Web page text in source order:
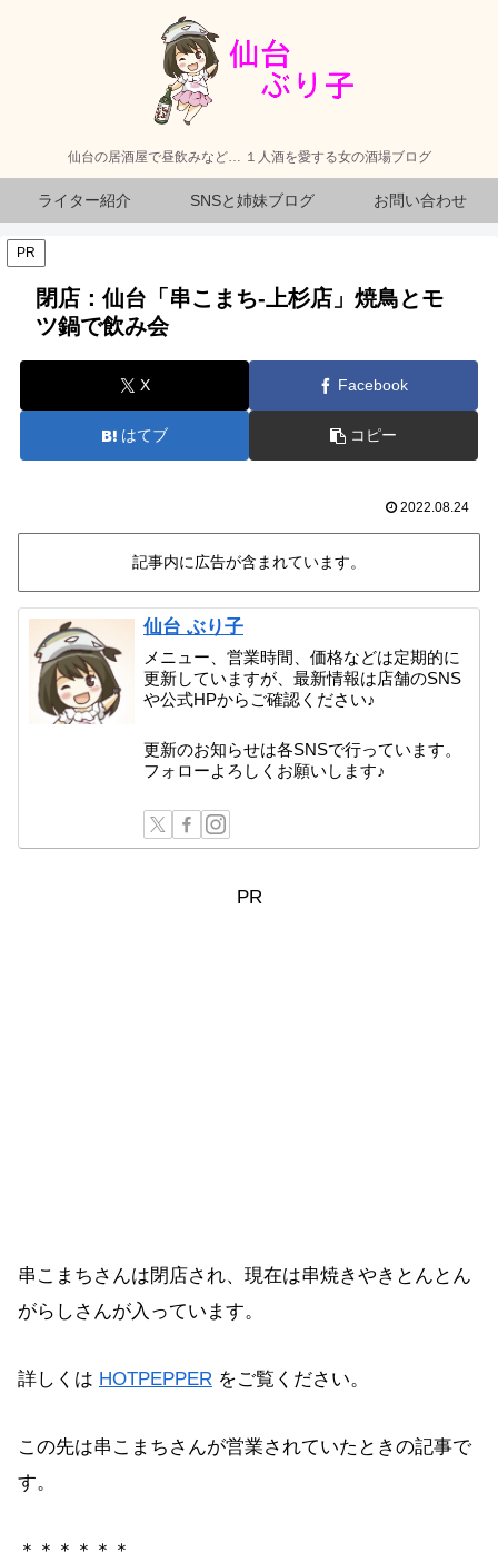
仙台の居酒屋で昼飲みなど… １人酒を愛する女の酒場ブログ
ライター紹介 SNSと姉妹ブログ お問い合わせ
PR
閉店：仙台「串こまち-上杉店」焼鳥とモ
ツ鍋で飲み会
X Facebook
はてブ コピー
2022.08.24
記事内に広告が含まれています。
仙台 ぶり子
メニュー、営業時間、価格などは定期的に
更新していますが、最新情報は店舗のSNS
や公式HPからご確認ください♪
更新のお知らせは各SNSで行っています。
フォローよろしくお願いします♪
PR
串こまちさんは閉店され、現在は串焼きやきとんとん
がらしさんが入っています。
詳しくは HOTPEPPER をご覧ください。
この先は串こまちさんが営業されていたときの記事で
す。
＊＊＊＊＊＊